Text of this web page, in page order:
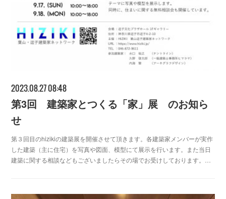
2023.08.27 08:48
第3回 建築家とつくる「家」展 のお知ら
せ
第３回目のhizikiの建築展を開催させて頂きます。各建築家メンバーが実作
した建築（主に住宅）を写真や図面、模型にて展示を行います。また当日
建築に関する相談などもございましたらその場でお受けしております。…